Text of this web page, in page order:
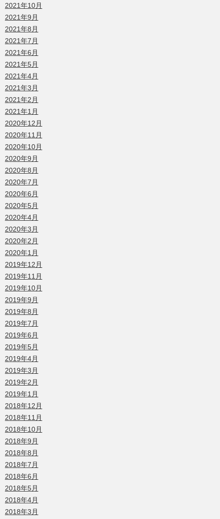
2021年10月
2021年9月
2021年8月
2021年7月
2021年6月
2021年5月
2021年4月
2021年3月
2021年2月
2021年1月
2020年12月
2020年11月
2020年10月
2020年9月
2020年8月
2020年7月
2020年6月
2020年5月
2020年4月
2020年3月
2020年2月
2020年1月
2019年12月
2019年11月
2019年10月
2019年9月
2019年8月
2019年7月
2019年6月
2019年5月
2019年4月
2019年3月
2019年2月
2019年1月
2018年12月
2018年11月
2018年10月
2018年9月
2018年8月
2018年7月
2018年6月
2018年5月
2018年4月
2018年3月